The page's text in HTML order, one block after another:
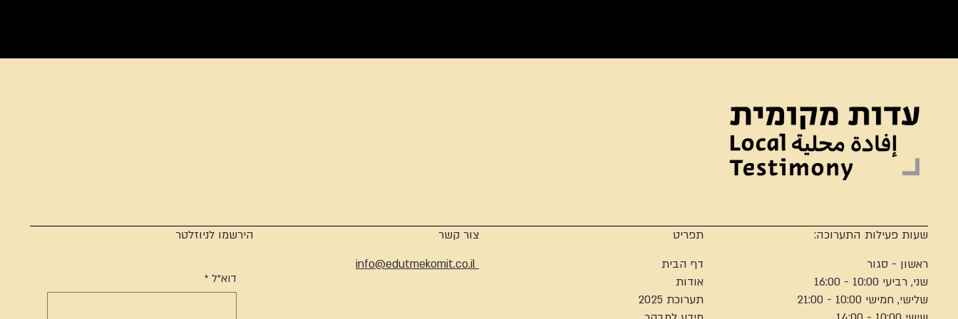
שעות פעילות התערוכה:
ראשון - סגור
שני, רביעי 10:00 - 16:00
שלישי, חמישי 10:00 - 21:00
תפריט
דף הבית
אודות
תערוכת 2025
צור קשר
info@edutmekomit.co.il
הירשמו לניוזלטר
דוא"ל *